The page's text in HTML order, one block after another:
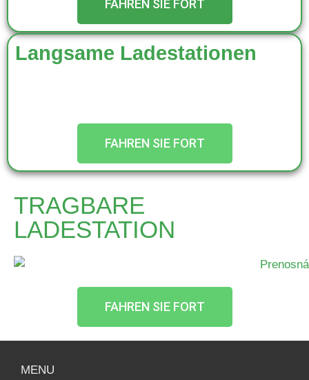
FAHREN SIE FORT
Langsame Ladestationen
FAHREN SIE FORT
TRAGBARE
LADESTATION
FAHREN SIE FORT
MENU